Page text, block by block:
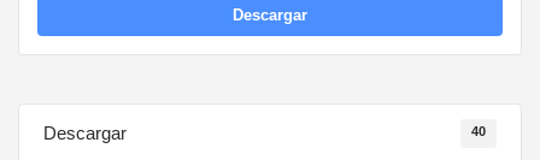
Descargar
Descargar 40